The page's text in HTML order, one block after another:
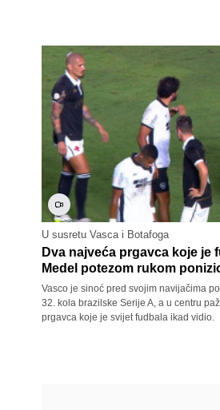
U susretu Vasca i Botafoga
Dva najveća prgavca koje je
Medel potezom rukom
Vasco je sinoć pred svojim navijačima
32. kola brazilske Serije A, a u centru
prgavca koje je svijet fudbala ikad vidio.